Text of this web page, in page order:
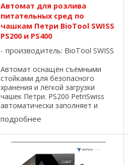
Автомат для розлива
питательных сред по
чашкам Петри BioTool SWISS
PS200 и PS400
производитель: BioTool SWISS
Автомат оснащён съёмными
стойками для безопасного
хранения и лёгкой загрузки
чашек Петри. PS200 PetriSwiss
автоматически заполняет и
укладывает чашки в съемные
стойки. Этот уникальный
механизм позволяет держать
чашки на под рукой и всегда
подробнее